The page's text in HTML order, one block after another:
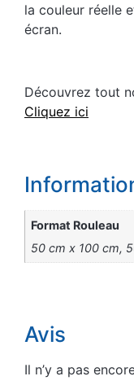
la couleur réelle
écran.
Découvrez tout
Cliquez ici
Format Rouleau
50 cm x 100 cm,
Avis
Il n’y a pas